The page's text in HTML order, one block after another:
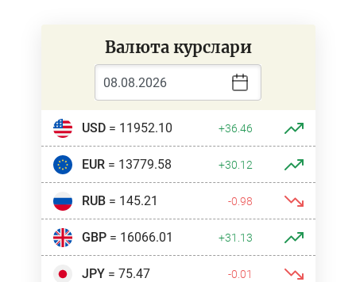
Валюта курслари
USD= 11952.10 +36.46
EUR= 13779.58 +30.12
RUB= 145.21 -0.98
GBP= 16066.01 +31.13
JPY= 75.47 -0.01